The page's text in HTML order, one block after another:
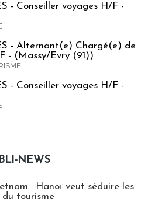
- Conseiller voyages H/F -
- Alternant(e) Chargé(e) de
- (Massy/Evry (91))
- Conseiller voyages H/F -
NEWS
: Hanoï veut séduire les
du tourisme